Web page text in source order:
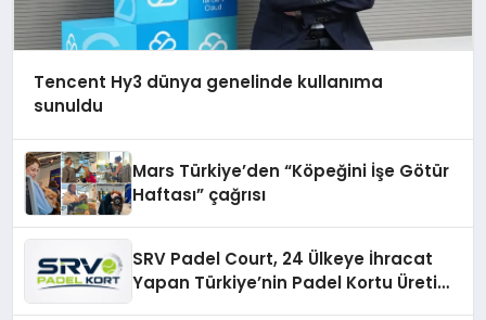
Tencent Hy3 dünya genelinde kullanıma
sunuldu
Mars Türkiye’den “Köpeğini İşe Götür
Haftası” çağrısı
SRV Padel Court, 24 Ülkeye İhracat
Yapan Türkiye’nin Padel Kortu Üretim